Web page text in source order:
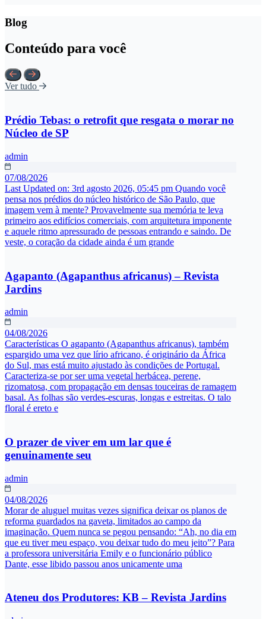
Blog
Conteúdo para você
Ver tudo
Prédio Tebas: o retrofit que resgata o morar no
Núcleo de SP
admin
07/08/2026
Last Updated on: 3rd agosto 2026, 05:45 pm Quando você
pensa nos prédios do núcleo histórico de São Paulo, que
imagem vem à mente? Provavelmente sua memória te leva
primeiro aos edifícios comerciais, com arquitetura imponente
e aquele ritmo apressurado de pessoas entrando e saindo. De
veste, o coração da cidade ainda é um grande
Agapanto (Agapanthus africanus) – Revista
Jardins
admin
04/08/2026
Características O agapanto (Agapanthus africanus), também
espargido uma vez que lírio africano, é originário da África
do Sul, mas está muito ajustado às condições de Portugal.
Caracteriza-se por ser uma vegetal herbácea, perene,
rizomatosa, com propagação em densas touceiras de ramagem
basal. As folhas são verdes-escuras, longas e estreitas. O talo
floral é ereto e
O prazer de viver em um lar que é
genuinamente seu
admin
04/08/2026
Morar de aluguel muitas vezes significa deixar os planos de
reforma guardados na gaveta, limitados ao campo da
imaginação. Quem nunca se pegou pensando: “Ah, no dia em
que eu tiver meu espaço, vou deixar tudo do meu jeito”? Para
a professora universitária Emily e o funcionário público
Dante, esse libido passou anos unicamente uma
Ateneu dos Produtores: KB – Revista Jardins